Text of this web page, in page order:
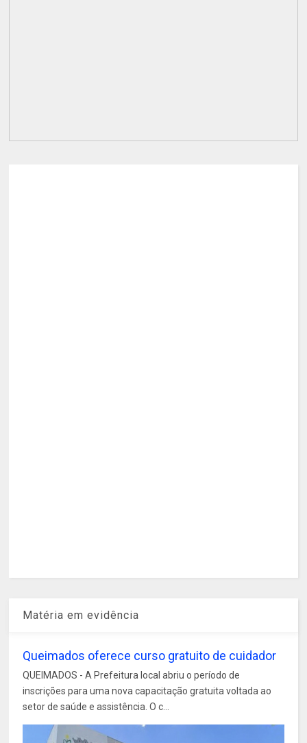
Matéria em evidência
Queimados oferece curso gratuito de cuidador
QUEIMADOS - A Prefeitura local abriu o período de
inscrições para uma nova capacitação gratuita voltada ao
setor de saúde e assistência. O c...